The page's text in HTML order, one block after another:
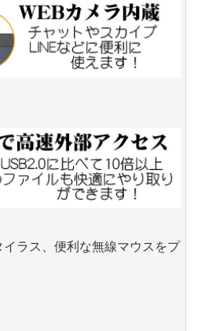
ラス、便利な無線マウスをプ